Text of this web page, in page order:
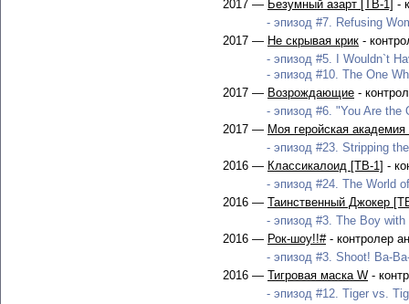
2017 — Безумный азарт [ТВ-1] -
- эпизод #7. Refusing
2017 — Не скрывая крик -
- эпизод #5. I Wouldn`t
- эпизод #10. The One
2017 — Возрождающие -
- эпизод #6. "You Are the
2017 — Моя геройская
- эпизод #23. Stripping
2016 — Классикалоид [ТВ-1] -
- эпизод #24. The World
2016 — Таинственный Джокер
- эпизод #3. The Boy
2016 — Рок-шоу!!#- контролер
- эпизод #3. Shoot! Ba-
2016 — Тигровая маска W -
- эпизод #12. Tiger vs.